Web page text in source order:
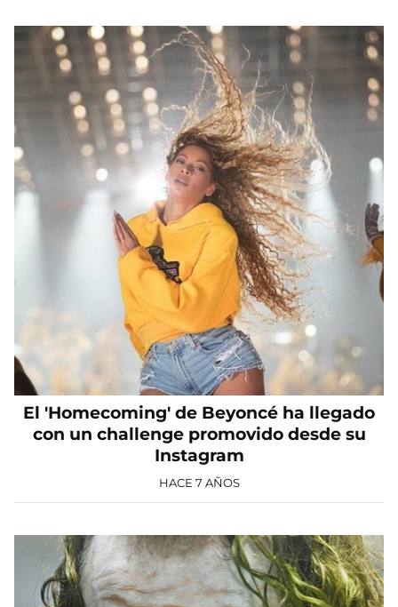
El 'Homecoming' de Beyoncé ha llegado
con un challenge promovido desde su
Instagram
HACE 7 AÑOS